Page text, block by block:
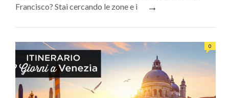
Francisco? Stai cercando le zone e i
→
0